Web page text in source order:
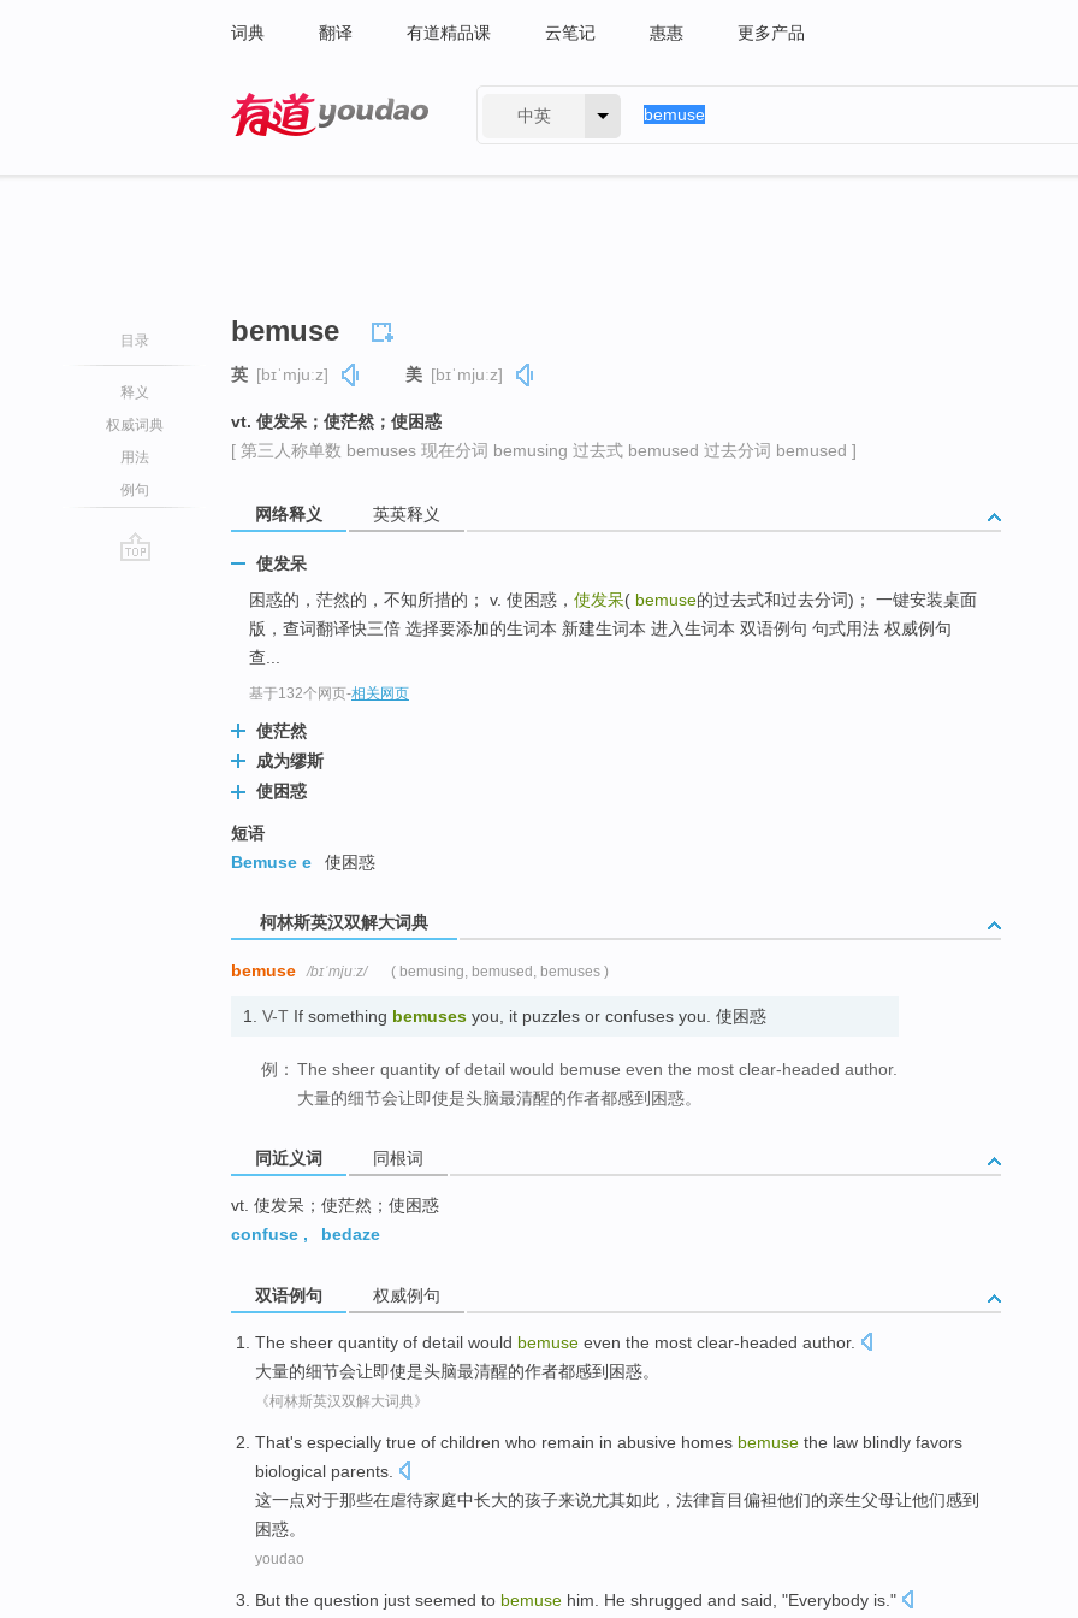
词典 翻译 有道精品课 云笔记 惠惠 更多产品
中英
目录
释义
权威词典
用法
例句
bemuse
英 [bɪˈmjuːz] 美 [bɪˈmjuːz]
vt. 使发呆；使茫然；使困惑
[ 第三人称单数 bemuses 现在分词 bemusing 过去式 bemused 过去分词 bemused ]
网络释义 英英释义
使发呆
困惑的，茫然的，不知所措的； v. 使困惑， 使发呆( bemuse的过去式和过去分词)； 一键安装桌面
版，查词翻译快三倍 选择要添加的生词本 新建生词本 进入生词本 双语例句 句式用法 权威例句
查...
基于132个网页-相关网页
使茫然
成为缪斯
使困惑
短语
Bemuse e
使困惑
柯林斯英汉双解大词典
bemuse /bɪˈmjuːz/ ( bemusing, bemused, bemuses )
1. V-T If something bemuses you, it puzzles or confuses you. 使困惑
例： The sheer quantity of detail would bemuse even the most clear-headed author.
大量的细节会让即使是头脑最清醒的作者都感到困惑。
同近义词 同根词
vt. 使发呆；使茫然；使困惑
confuse , bedaze
双语例句 权威例句
The sheer quantity of detail would bemuse even the most clear-headed author.
大量的细节会让即使是头脑最清醒的作者都感到困惑。
《柯林斯英汉双解大词典》
That's especially true of children who remain in abusive homes bemuse the law blindly favors
biological parents
这一点对于那些在虐待家庭中长大的孩子来说尤其如此， 法律盲目偏袒他们的亲生父母让他们感到
困惑。
youdao
But the question just seemed to bemuse him He shrugged and said, "Everybody is ."